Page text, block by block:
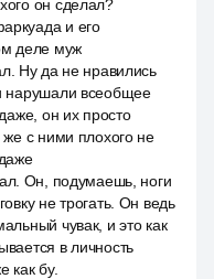
он сделал?
и его
деле муж
Ну да не нравились
нарушали всеобщее
он их просто
же с ними плохого не
Он, подумаешь, ноги
не трогать. Он ведь
чувак, и это как
в личность
как бу.